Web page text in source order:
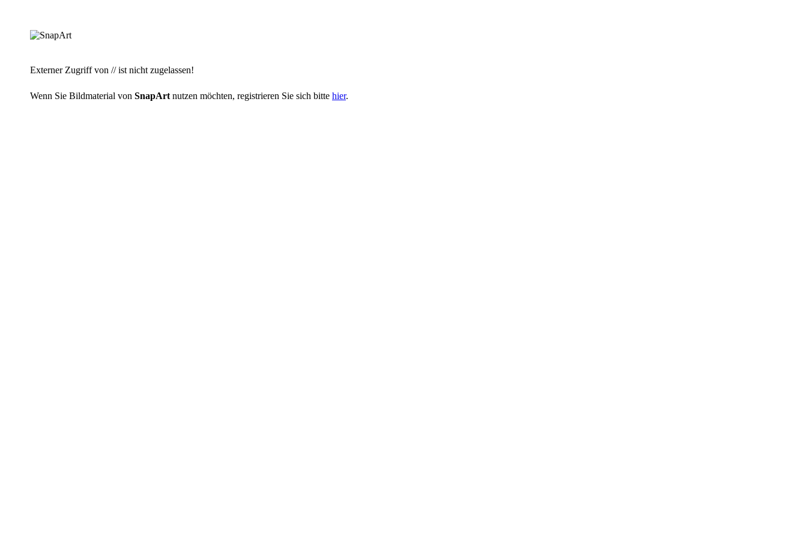
Externer Zugriff von // ist nicht zugelassen!
Wenn Sie Bildmaterial von SnapArt nutzen möchten, registrieren Sie sich bitte hier.